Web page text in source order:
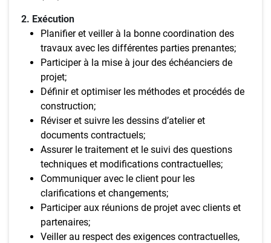
2. Exécution
Planifier et veiller à la bonne coordination des
travaux avec les différentes parties prenantes;
Participer à la mise à jour des échéanciers de
projet;
Définir et optimiser les méthodes et procédés de
construction;
Réviser et suivre les dessins d’atelier et
documents contractuels;
Assurer le traitement et le suivi des questions
techniques et modifications contractuelles;
Communiquer avec le client pour les
clarifications et changements;
Participer aux réunions de projet avec clients et
partenaires;
Veiller au respect des exigences contractuelles,